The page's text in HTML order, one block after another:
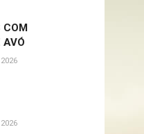
COM
AVÓ